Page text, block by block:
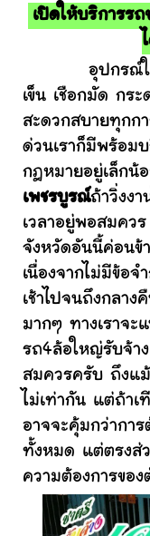
เปิดให้บริการร
อุปกรณ์ในกา
เข็น เชือกมัด กร
สะดวกสบายทุกก
ด่วนเราก็มีพร้อม
กฎหมายอยู่เล็กน้
เพชรบูรณ์ถ้าวิ่งงา
เวลาอยู่พอสมคว
จังหวัดอันนี้ค่อนข้
เนื่องจากไม่มีข้อ
เช้าไปจนถึงกลา
มากๆ ทางเราจะ
รถ4ล้อใหญ่รับจ้า
สมควรครับ ถึงแม้
ไม่เท่ากัน แต่ถ้าเ
อาจจะคุ้มกว่ากา
ทั้งหมด แต่ตรงส่
ความต้องการขอ